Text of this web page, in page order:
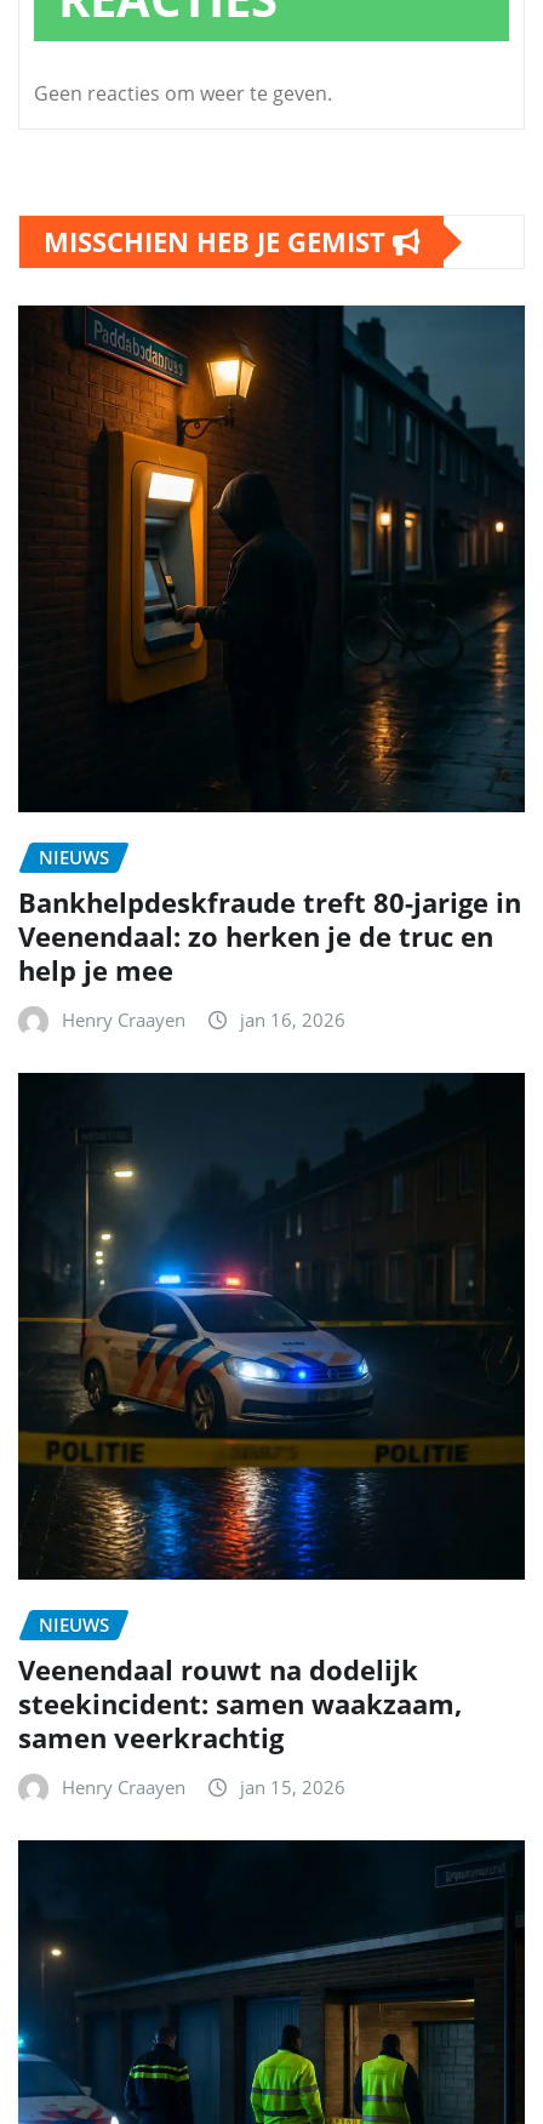
Geen reacties om weer te geven.
MISSCHIEN HEB JE GEMIST
NIEUWS
Bankhelpdeskfraude treft 80-jarige in
Veenendaal: zo herken je de truc en
help je mee
Henry Craayen jan 16, 2026
NIEUWS
Veenendaal rouwt na dodelijk
steekincident: samen waakzaam,
samen veerkrachtig
Henry Craayen jan 15, 2026